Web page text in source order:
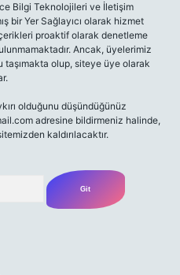
Bilgi Teknolojileri ve İletişim
bir Yer Sağlayıcı olarak hizmet
proaktif olarak denetleme
Ancak, üyelerimiz
taşımakta olup, siteye üye olarak
olduğunu düşündüğünüz
adresine bildirmeniz halinde,
kaldırılacaktır.